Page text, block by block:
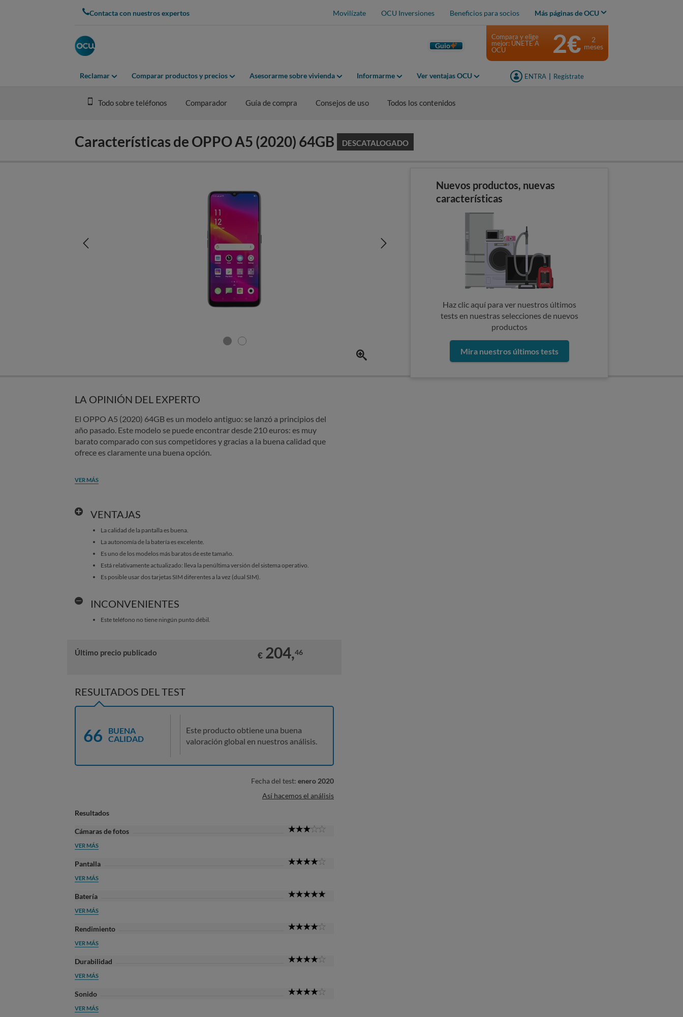
Contacta con nuestros expertos Movilízate OCU Inversiones Beneficios para socios Más páginas de OCU
Guio
Reclamar Comparar productos y precios Asesorarme sobre vivienda Informarme Ver ventajas OCU ENTRA Regístrate
Compara y elige
mejor: ÚNETE A
OCU
2€
2
meses
Todo sobre teléfonos Comparador Guía de compra Consejos de uso Todos los contenidos
Características de OPPO A5 (2020) 64GB DESCATALOGADO
Nuevos productos, nuevas
características
Haz clic aquí para ver nuestros últimos
tests en nuestras selecciones de nuevos
productos
Mira nuestros últimos tests
LA OPINIÓN DEL EXPERTO
El OPPO A5 (2020) 64GB es un modelo antiguo: se lanzó a principios del
año pasado. Este modelo se puede encontrar desde 210 euros: es muy
barato comparado con sus competidores y gracias a la buena calidad que
ofrece es claramente una buena opción.
VER MÁS
VENTAJAS
La calidad de la pantalla es buena.
La autonomía de la batería es excelente.
Es uno de los modelos más baratos de este tamaño.
Está relativamente actualizado: lleva la penúltima versión del sistema operativo.
Es posible usar dos tarjetas SIM diferentes a la vez (dual SIM).
INCONVENIENTES
Este teléfono no tiene ningún punto débil.
Último precio publicado € 204,46
RESULTADOS DEL TEST
66
BUENA
CALIDAD
Este producto obtiene una buena
valoración global en nuestros análisis.
Fecha del test: enero 2020
Así hacemos el análisis
Resultados
Cámaras de fotos
VER MÁS
Pantalla
VER MÁS
Batería
VER MÁS
Rendimiento
VER MÁS
Durabilidad
VER MÁS
Sonido
VER MÁS